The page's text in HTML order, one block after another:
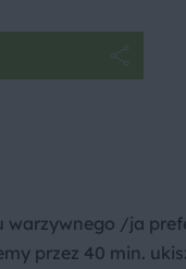
warzywnego /ja
przez 40 min.